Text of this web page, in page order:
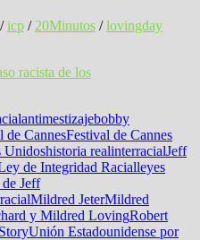
/icp / 20Minutos /lovingday
racista de los
antimestizajebobby
de CannesFestival de Cannes
Unidoshistoria realinterracialJeff
de Integridad Racialleyes
Jeff
Mildred JeterMildred
y Mildred LovingRobert
Unión Estadounidense por